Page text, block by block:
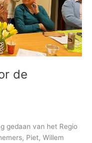
de
gedaan van het Regio
Piet, Willem